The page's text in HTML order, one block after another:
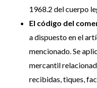
1968.2 del cuerpo
El código del
a dispuesto en el
mencionado. Se
mercantil
recibidas, tiques,